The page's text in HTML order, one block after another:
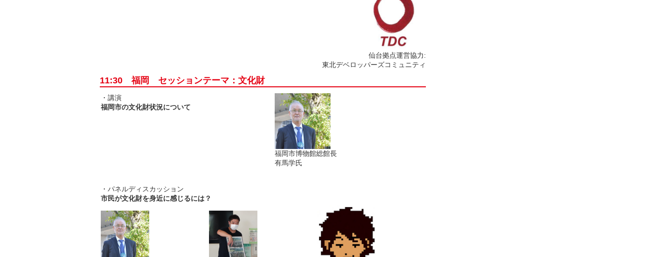
仙台拠点運営協力:
東北デベロッパーズコミュニティ
11:30 福岡 セッションテーマ：文化財
・講演
福岡市の文化財状況について
福岡市博物館総館長
有馬学氏
・パネルディスカッション
市民が文化財を身近に感じるには？